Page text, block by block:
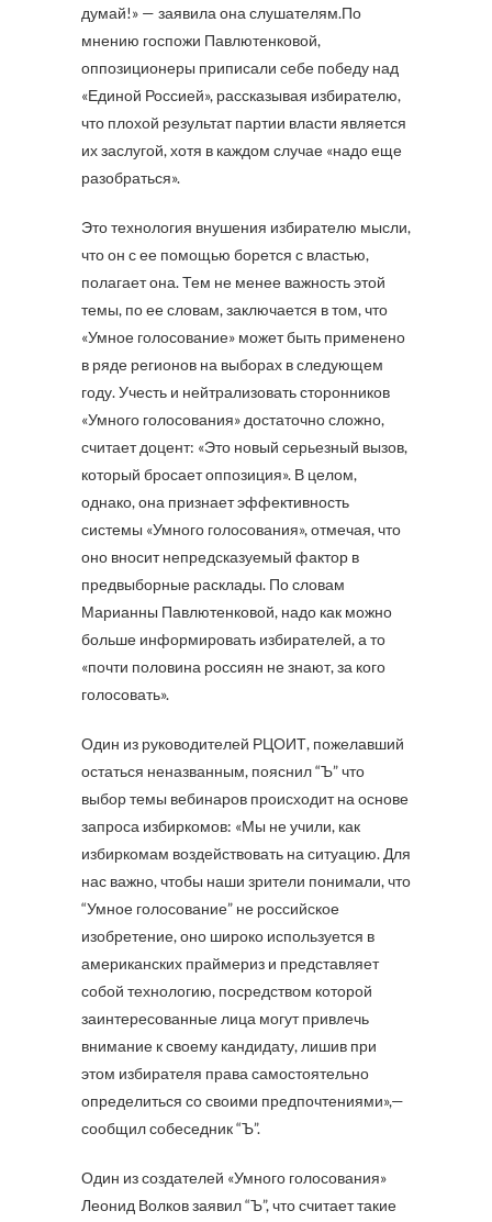
думай!» — заявила она слушателям.По
мнению госпожи Павлютенковой,
оппозиционеры приписали себе победу над
«Единой Россией», рассказывая избирателю,
что плохой результат партии власти является
их заслугой, хотя в каждом случае «надо еще
разобраться».
Это технология внушения избирателю мысли,
что он с ее помощью борется с властью,
полагает она. Тем не менее важность этой
темы, по ее словам, заключается в том, что
«Умное голосование» может быть применено
в ряде регионов на выборах в следующем
году. Учесть и нейтрализовать сторонников
«Умного голосования» достаточно сложно,
считает доцент: «Это новый серьезный вызов,
который бросает оппозиция». В целом,
однако, она признает эффективность
системы «Умного голосования», отмечая, что
оно вносит непредсказуемый фактор в
предвыборные расклады. По словам
Марианны Павлютенковой, надо как можно
больше информировать избирателей, а то
«почти половина россиян не знают, за кого
голосовать».
Один из руководителей РЦОИТ, пожелавший
остаться неназванным, пояснил “Ъ” что
выбор темы вебинаров происходит на основе
запроса избиркомов: «Мы не учили, как
избиркомам воздействовать на ситуацию. Для
нас важно, чтобы наши зрители понимали, что
“Умное голосование” не российское
изобретение, оно широко используется в
американских праймериз и представляет
собой технологию, посредством которой
заинтересованные лица могут привлечь
внимание к своему кандидату, лишив при
этом избирателя права самостоятельно
определиться со своими предпочтениями»,—
сообщил собеседник “Ъ”.
Один из создателей «Умного голосования»
Леонид Волков заявил “Ъ”, что считает такие